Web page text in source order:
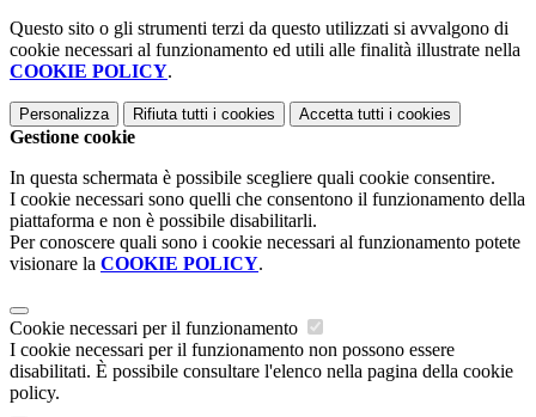
Questo sito o gli strumenti terzi da questo utilizzati si avvalgono di
cookie necessari al funzionamento ed utili alle finalità illustrate nella
COOKIE POLICY.
Personalizza Rifiuta tutti i cookies Accetta tutti i cookies
Gestione cookie
In questa schermata è possibile scegliere quali cookie consentire.
I cookie necessari sono quelli che consentono il funzionamento della
piattaforma e non è possibile disabilitarli.
Per conoscere quali sono i cookie necessari al funzionamento potete
visionare la COOKIE POLICY.
Cookie necessari per il funzionamento
I cookie necessari per il funzionamento non possono essere
disabilitati. È possibile consultare l'elenco nella pagina della cookie
policy.